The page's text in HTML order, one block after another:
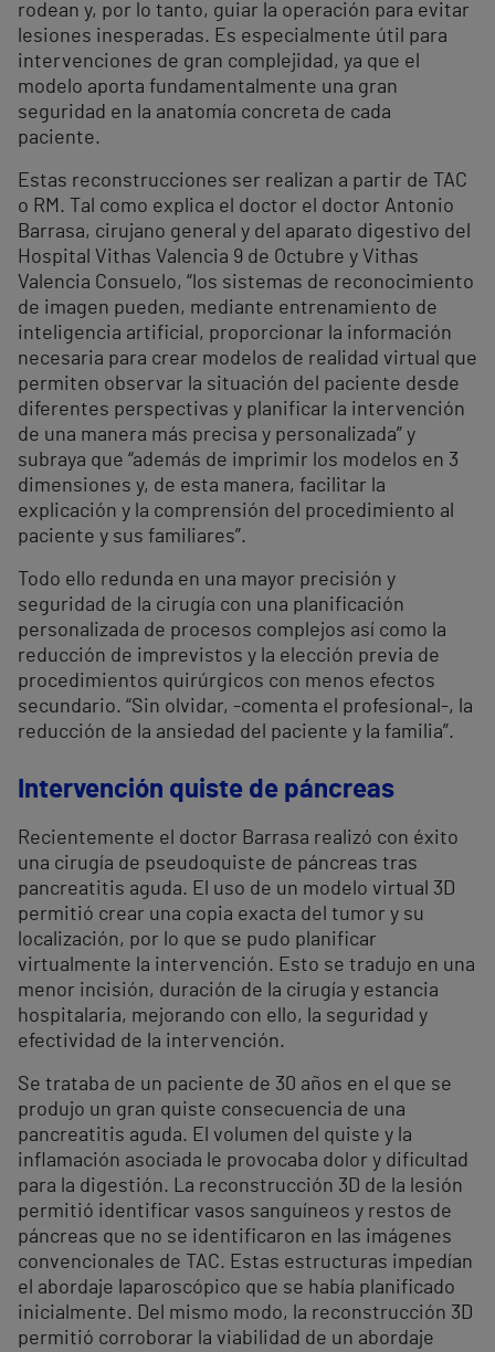
rodean y, por lo tanto, guiar la operación para evitar
lesiones inesperadas. Es especialmente útil para
intervenciones de gran complejidad, ya que el
modelo aporta fundamentalmente una gran
seguridad en la anatomía concreta de cada
paciente.
Estas reconstrucciones ser realizan a partir de TAC
o RM. Tal como explica el doctor el doctor Antonio
Barrasa, cirujano general y del aparato digestivo del
Hospital Vithas Valencia 9 de Octubre y Vithas
Valencia Consuelo, “los sistemas de reconocimiento
de imagen pueden, mediante entrenamiento de
inteligencia artificial, proporcionar la información
necesaria para crear modelos de realidad virtual que
permiten observar la situación del paciente desde
diferentes perspectivas y planificar la intervención
de una manera más precisa y personalizada” y
subraya que “además de imprimir los modelos en 3
dimensiones y, de esta manera, facilitar la
explicación y la comprensión del procedimiento al
paciente y sus familiares”.
Todo ello redunda en una mayor precisión y
seguridad de la cirugía con una planificación
personalizada de procesos complejos así como la
reducción de imprevistos y la elección previa de
procedimientos quirúrgicos con menos efectos
secundario. “Sin olvidar, -comenta el profesional-, la
reducción de la ansiedad del paciente y la familia”.
Intervención quiste de páncreas
Recientemente el doctor Barrasa realizó con éxito
una cirugía de pseudoquiste de páncreas tras
pancreatitis aguda. El uso de un modelo virtual 3D
permitió crear una copia exacta del tumor y su
localización, por lo que se pudo planificar
virtualmente la intervención. Esto se tradujo en una
menor incisión, duración de la cirugía y estancia
hospitalaria, mejorando con ello, la seguridad y
efectividad de la intervención.
Se trataba de un paciente de 30 años en el que se
produjo un gran quiste consecuencia de una
pancreatitis aguda. El volumen del quiste y la
inflamación asociada le provocaba dolor y dificultad
para la digestión. La reconstrucción 3D de la lesión
permitió identificar vasos sanguíneos y restos de
páncreas que no se identificaron en las imágenes
convencionales de TAC. Estas estructuras impedían
el abordaje laparoscópico que se había planificado
inicialmente. Del mismo modo, la reconstrucción 3D
permitió corroborar la viabilidad de un abordaje